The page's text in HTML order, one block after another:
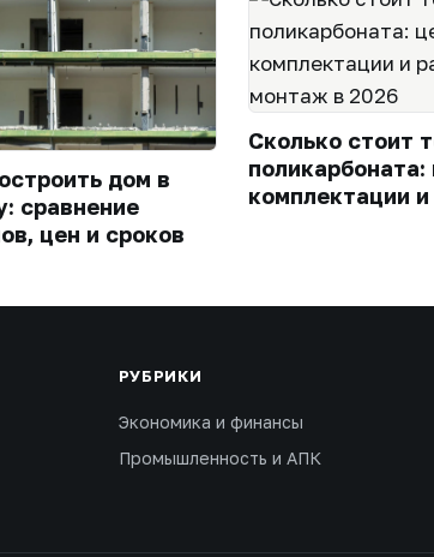
дом в
сравнение
цен и сроков
Сколько стоит
поликарбоната:
комплектации
РУБРИКИ
Экономика и финансы
Промышленность и АПК